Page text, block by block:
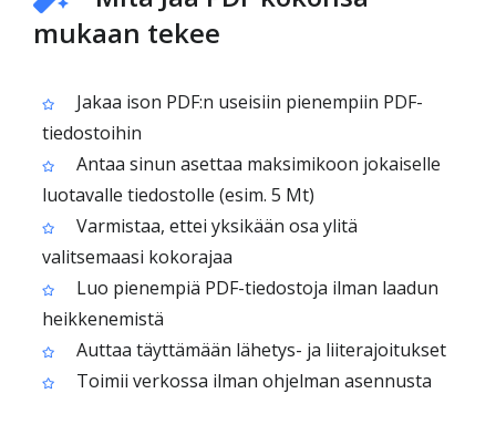
mukaan tekee
Jakaa ison PDF:n useisiin pienempiin PDF-
tiedostoihin
Antaa sinun asettaa maksimikoon jokaiselle
luotavalle tiedostolle (esim. 5 Mt)
Varmistaa, ettei yksikään osa ylitä
valitsemaasi kokorajaa
Luo pienempiä PDF-tiedostoja ilman laadun
heikkenemistä
Auttaa täyttämään lähetys- ja liiterajoitukset
Toimii verkossa ilman ohjelman asennusta